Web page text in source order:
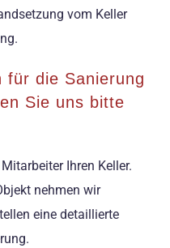
vom Keller
für die Sanierung
Sie uns bitte
Ihren Keller.
nehmen wir
eine detaillierte